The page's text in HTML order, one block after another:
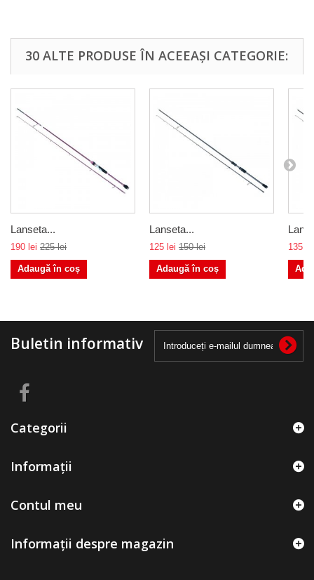
30 ALTE PRODUSE ÎN ACEEAȘI CATEGORIE:
Lanseta...
190 lei 225 lei
Adaugă în coș
Lanseta...
125 lei 150 lei
Adaugă în coș
135 lei
Buletin informativ
Categorii
Informații
Contul meu
Informații despre magazin